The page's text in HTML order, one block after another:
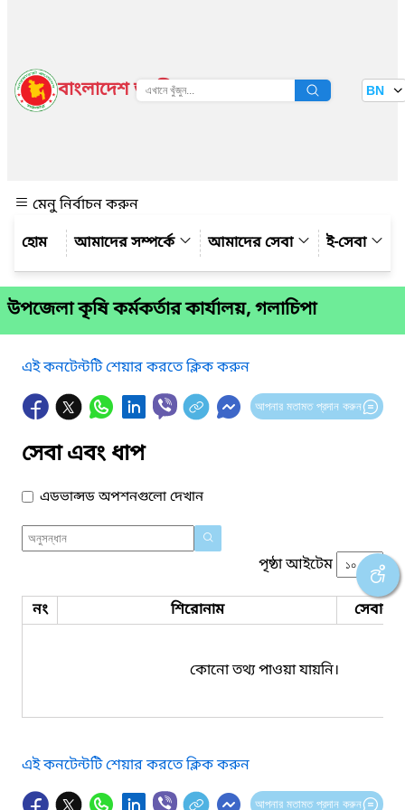
বাংলাদেশ জাতীয় তথ্য বাতায়ন BN
মেনু নির্বাচন করুন
আমাদের সম্পর্কে
আমাদের সেবা ই-সেবা
উপজেলা কৃষি কর্মকর্তার কার্যালয়, গলাচিপা
এই কনটেন্টটি শেয়ার করতে ক্লিক করুন
আপনার মতামত প্রদান করুন
সেবা এবং ধাপ
এডভান্সড অপশনগুলো দেখান
পৃষ্ঠা আইটেম
নং শিরোনাম সেবার
কোনো তথ্য পাওয়া যায়নি।
এই কনটেন্টটি শেয়ার করতে ক্লিক করুন
আপনার মতামত প্রদান করুন